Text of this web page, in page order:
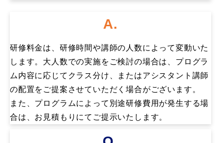
A.
研修料金は、研修時間や講師の人数によって変動いた
します。大人数での実施をご検討の場合は、プログラ
ム内容に応じてクラス分け、またはアシスタント講師
の配置をご提案させていただく場合がございます。
また、プログラムによって別途研修費用が発生する場
合は、お見積もりにてご提示いたします。